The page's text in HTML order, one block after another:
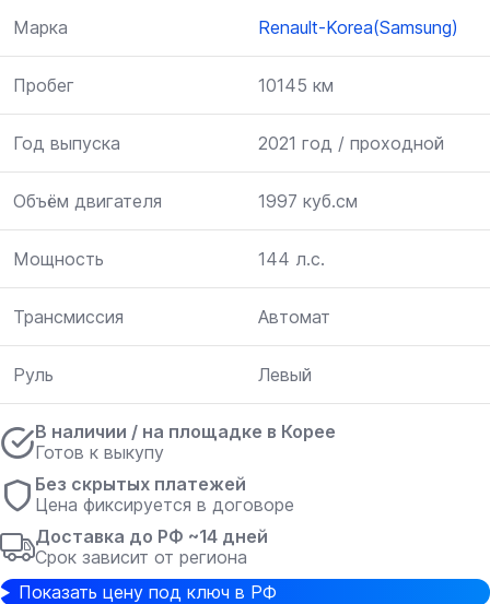
Марка Renault-Korea(Samsung)
Пробег 10145 км
Год выпуска 2021 год / проходной
Объём двигателя 1997 куб.см
Мощность 144 л.с.
Трансмиссия Автомат
Руль Левый
В наличии / на площадке в Корее
Готов к выкупу
Без скрытых платежей
Цена фиксируется в договоре
Доставка до РФ ~14 дней
Срок зависит от региона
Показать цену под ключ в РФ